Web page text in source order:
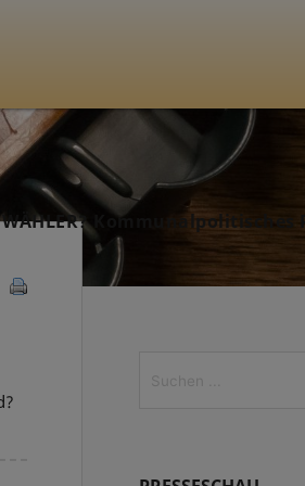
Kommunalpolitisches